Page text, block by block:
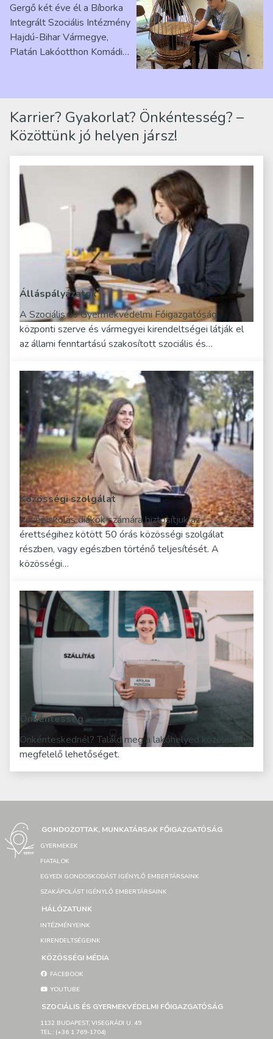
Ribárszky Gergő ellátottal
Gergő két éve él a Bíborka
Integrált Szociális Intézmény
Hajdú-Bihar Vármegye,
Platán Lakóotthon Komádi
Karrier? Gyakorlat? Önkéntesség? –
Közöttünk jó helyen jársz!
Álláspályázatok
A Szociális és Gyermekvédelmi Főigazgatóság
központi szerve és vármegyei kirendeltségei látják el
az állami fenntartású szakosított szociális és…
Közösségi szolgálat
Középiskolás diákok számára biztosítjuk az
érettségihez kötött 50 órás közösségi szolgálat
részben, vagy egészben történő teljesítését. A
közösségi…
Önkéntesség
Önkénteskednél? Találd meg a lakóhelyed közelében a
megfelelő lehetőséget.
GONDOZOTTAK, MUNKATÁRSAK FŐIGAZGATÓSÁG
GYERMEKEK
FIATALOK
EGYEDI GONDOSKODÁST IGÉNYLŐ EMBERTÁRSAINK
SZAKÁPOLÁST IGÉNYLŐ EMBERTÁRSAINK
HÁLÓZATUNK
INTÉZMÉNYEINK
KIRENDELTSÉGEINK
KÖZÖSSÉGI MÉDIA
FACEBOOK
YOUTUBE
SZOCIÁLIS ÉS GYERMEKVÉDELMI FŐIGAZGATÓSÁG
1132 BUDAPEST, VISEGRÁDI U. 49
TEL.: (+36 1 769-1704)